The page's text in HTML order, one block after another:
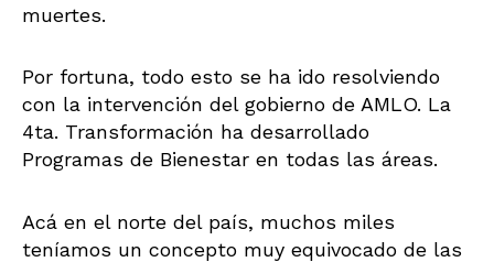
muertes.
Por fortuna, todo esto se ha ido resolviendo
con la intervención del gobierno de AMLO. La
4ta. Transformación ha desarrollado
Programas de Bienestar en todas las áreas.
Acá en el norte del país, muchos miles
teníamos un concepto muy equivocado de las